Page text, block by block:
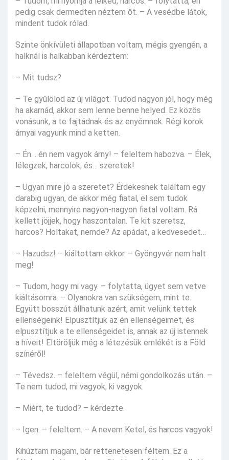
pedig csak dermedten néztem őt. – A vesédbe látok,
mindent tudok rólad.
Szinte önkívületi állapotban voltam, mégis gyengén, a
halknál is halkabban kérdeztem:
– Mit tudsz?
– Te gyűlölöd az új világot. Tudod nagyon jól, hogy még
ha akarnád, akkor sem lenne benne helyed. Ez közös
vonásunk, a te fajtádnak és az enyémnek. Régi korok
árnyai vagyunk mind a ketten.
– Én… én nem vagyok árny! – feleltem habozva. – Élek,
lélegzek, harcolok, és… szeretek!
– Ugyan mire jó a szeretet? Érdekesnek találtam egy
darabig ugyan, de akkor még fiatal, el sem tudok
képzelni, mennyire nagyon-nagyon fiatal voltam. Rá
kellett jöjjek, hogy haszontalan. Te kit szeretsz,
harcos? Holtakat, nemde? Az apádat, a kedvesedet…
– Hazudsz! – kiáltottam ekkor. – Gyöngyvér nem halt
meg!
– Tudom, hogy mi vagy. – folytatta, ügyet sem vetve
kiáltásomra. – Olyanokra van szükségem, mint te.
Együtt bosszút állhatunk azért, amit velünk tettek
ellenségeink! Elpusztítjuk az én ellenségeimet, és
elpusztítjuk a te ellenségeidet is, annak az új istennek
a híveit! Eltöröljük még a létezésük emlékét is a Föld
színéről!
– Tévedsz. – feleltem végül, némi gondolkozás után. –
Te nem tudod, mi vagyok, ki vagyok.
– Miért, te tudod? – kérdezte.
– Igen. – feleltem. – A nevem Ketel, és harcos vagyok!
Kihúztam magam, bár rettenetesen féltem. Ez a